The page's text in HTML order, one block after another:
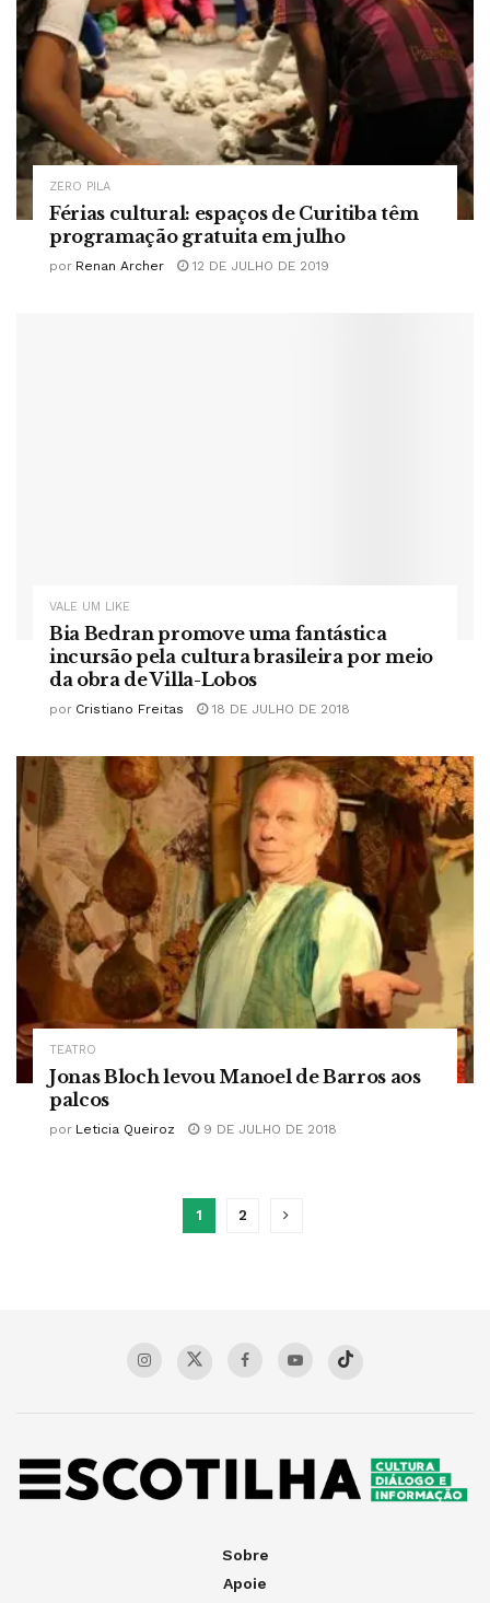
ZERO PILA
Férias cultural: espaços de Curitiba têm
programação gratuita em julho
por Renan Archer 12 DE JULHO DE 2019
VALE UM LIKE
Bia Bedran promove uma fantástica
incursão pela cultura brasileira por meio
da obra de Villa-Lobos
por Cristiano Freitas 18 DE JULHO DE 2018
TEATRO
Jonas Bloch levou Manoel de Barros aos
palcos
por Leticia Queiroz 9 DE JULHO DE 2018
1 2
Sobre
Apoie